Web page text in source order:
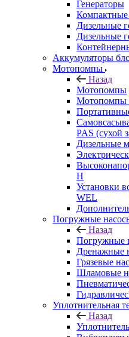
Генераторы
Компактные
Дизельные
Дизельные
Аккумуляторы
Мотопомпы
Назад
Мотопомпы
PAS (сухой
Дизельные
H
Установки
WEL
Погружные
Назад
Погружные
Дренажные
Грязевые
Шламовые
Уплотнительная
Назад